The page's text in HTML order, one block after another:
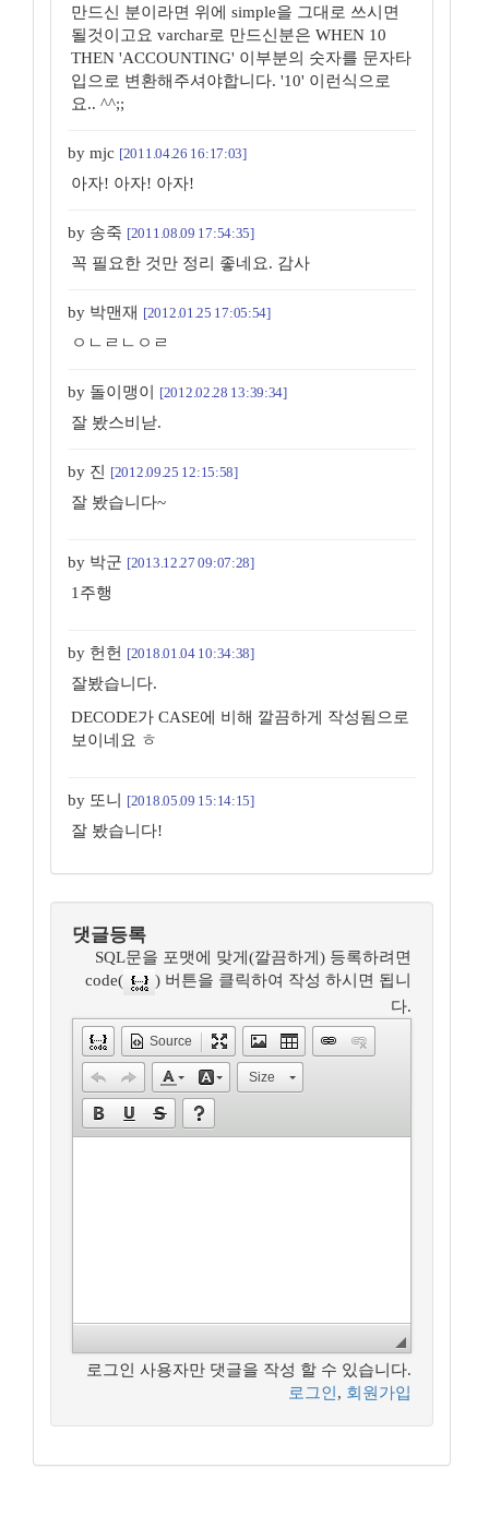
만드신 분이라면 위에 simple을 그대로 쓰시면
될것이고요 varchar로 만드신분은 WHEN 10
THEN 'ACCOUNTING' 이부분의 숫자를 문자타
입으로 변환해주셔야합니다. '10' 이런식으로
요.. ^^;;
by mjc [2011.04.26 16:17:03]
아자! 아자! 아자!
by 송죽 [2011.08.09 17:54:35]
꼭 필요한 것만 정리 좋네요. 감사
by 박맨재 [2012.01.25 17:05:54]
ㅇㄴㄹㄴㅇㄹ
by 돌이맹이 [2012.02.28 13:39:34]
잘 봤스비낟.
by 진 [2012.09.25 12:15:58]
잘 봤습니다~
by 박군 [2013.12.27 09:07:28]
1주행
by 헌헌 [2018.01.04 10:34:38]
잘봤습니다.
DECODE가 CASE에 비해 깔끔하게 작성됨으로
보이네요 ㅎ
by 또니 [2018.05.09 15:14:15]
잘 봤습니다!
댓글등록
SQL문을 포맷에 맞게(깔끔하게) 등록하려면
code(
) 버튼을 클릭하여 작성 하시면 됩니
다.
Source
Size
로그인 사용자만 댓글을 작성 할 수 있습니다.
로그인 , 회원가입